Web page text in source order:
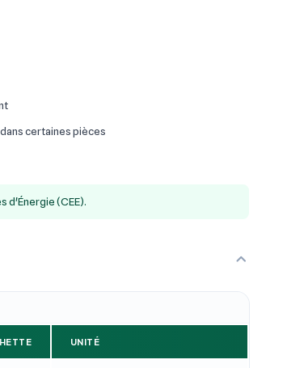
certaines pièces
d'Énergie (CEE).
UNITÉ